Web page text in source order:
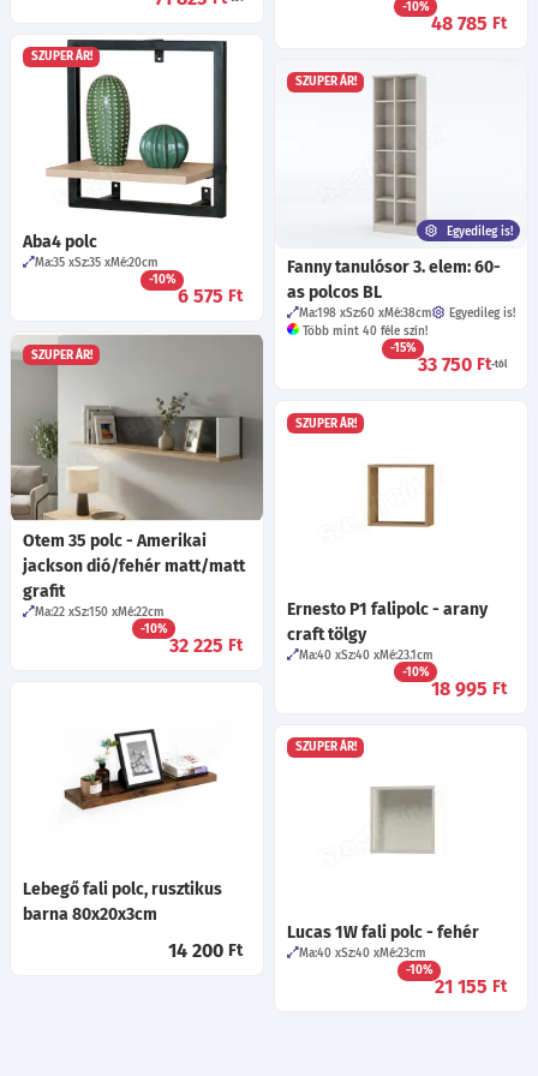
-10%
48 785 Ft
SZUPER ÁR!
Aba4 polc
Ma:35 Sz:35 Mé:20cm
-10%
6 575 Ft
SZUPER ÁR!
Egyedileg is!
Fanny tanulósor 3. elem: 60-
as polcos BL
Ma:198 Sz:60 Mé:38cm
Egyedileg is!
Több mint 40 féle szín!
-15%
33 750 Ft-tól
SZUPER ÁR!
Otem 35 polc - Amerikai
jackson dió/fehér matt/matt
grafit
Ma:22 Sz:150 Mé:22cm
-10%
32 225 Ft
SZUPER ÁR!
Ernesto P1 falipolc - arany
craft tölgy
Ma:40 Sz:40 Mé:23.1cm
-10%
18 995 Ft
Lebegő fali polc, rusztikus
barna 80x20x3cm
14 200 Ft
SZUPER ÁR!
Lucas 1W fali polc - fehér
Ma:40 Sz:40 Mé:23cm
-10%
21 155 Ft